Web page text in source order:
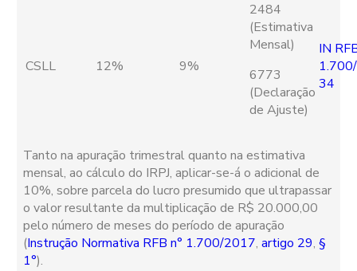
CSLL 12% 9%
2484
(Estimativa
Mensal)
6773
(Declaração
de Ajuste)
IN
34
Tanto na apuração trimestral quanto na estimativa
mensal, ao cálculo do IRPJ, aplicar-se-á o adicional de
10%, sobre parcela do lucro presumido que ultrapassar
o valor resultante da multiplicação de R$ 20.000,00
pelo número de meses do período de apuração
(Instrução Normativa RFB n° 1.700/2017,artigo 29,§
1°).